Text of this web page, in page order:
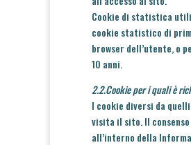
Cookie di statistica
cookie statistico di
browser dell’utente, o
10 anni.
2.2.Cookie per i quali è
I cookie diversi da
visita il sito. Il consenso
all’interno della